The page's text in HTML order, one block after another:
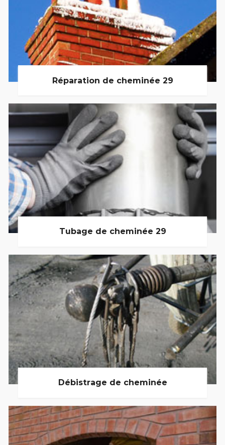
Réparation de cheminée 29
Tubage de cheminée 29
Débistrage de cheminée